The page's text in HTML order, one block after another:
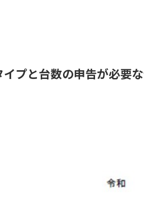
プと台数の申告が必要